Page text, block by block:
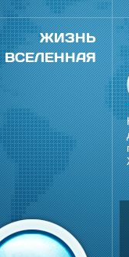
ЖИЗНЬ
ВСЕЛЕННАЯ